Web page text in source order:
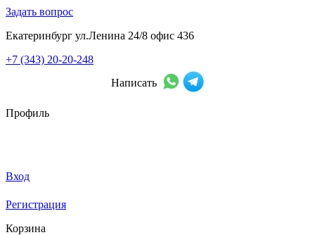
Задать вопрос
Екатеринбург ул.Ленина 24/8 офис 436
+7 (343) 20-20-248
Написать
Профиль
Вход
Регистрация
Корзина